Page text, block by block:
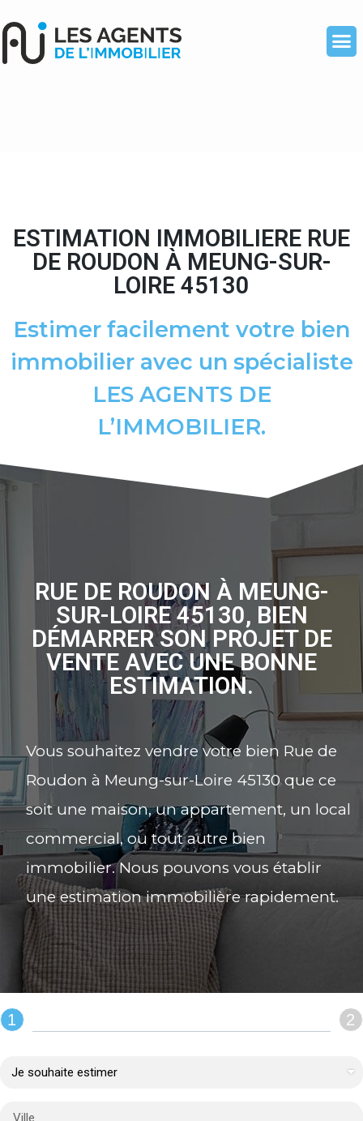
ESTIMATION IMMOBILIERE RUE
DE ROUDON À MEUNG-SUR-
LOIRE 45130
Estimer facilement votre bien
immobilier avec un spécialiste
LES AGENTS DE
L’IMMOBILIER.
RUE DE ROUDON À MEUNG-
SUR-LOIRE 45130, BIEN
DÉMARRER SON PROJET DE
VENTE AVEC UNE BONNE
ESTIMATION.
Vous souhaitez vendre votre bien Rue de
Roudon à Meung-sur-Loire 45130 que ce
soit une maison, un appartement, un local
commercial, ou tout autre bien
immobilier. Nous pouvons vous établir
une estimation immobilière rapidement.
REMPLIR LE FORMULAIRE :
1 2